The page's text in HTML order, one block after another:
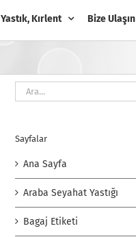
Yastık, Kırlent Bize Ulaşın
Ara:
Sayfalar
Ana Sayfa
Araba Seyahat Yastığı
Bagaj Etiketi